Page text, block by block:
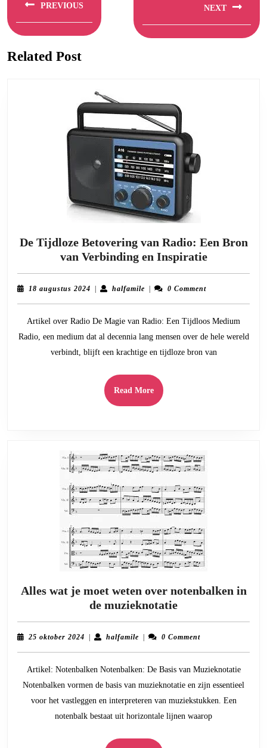
PREVIOUS
post:
NEXT
post:
Related Post
De Tijdloze Betovering van Radio: Een Bron
van Verbinding en InspiratieDe
Tijdloze
Een
Bron
van
18 augustus 2024 18
halfamilehalfamile0 Comment
Artikel over Radio De Magie van Radio: Een Tijdloos Medium
Radio, een medium dat al decennia lang mensen over de hele wereld
verbindt, blijft een krachtige en tijdloze bron van
Read MoreRead
More
Alles wat je moet weten over notenbalken in
de muzieknotatieAlles
wat
je
over
notenbalken
in
de
25 oktober 2024 25
halfamilehalfamile0 Comment
Artikel: Notenbalken Notenbalken: De Basis van Muzieknotatie
Notenbalken vormen de basis van muzieknotatie en zijn essentieel
voor het vastleggen en interpreteren van muziekstukken. Een
notenbalk bestaat uit horizontale lijnen waarop